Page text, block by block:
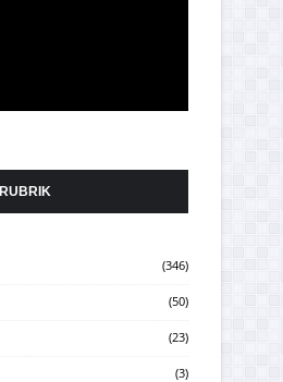
RUBRIK
(346)
(50)
(23)
(3)